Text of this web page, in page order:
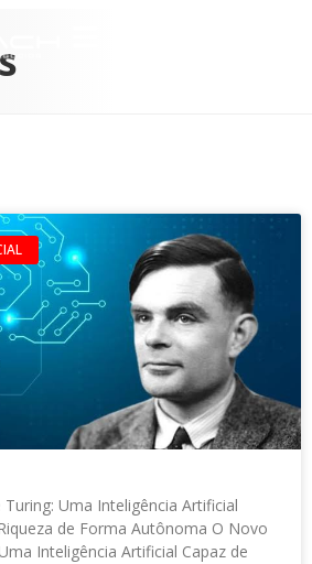
Uma Inteligência Artificial
de Forma Autônoma O Novo
Inteligência Artificial Capaz de